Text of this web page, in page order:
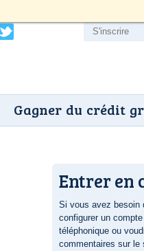
Gagner du crédit
S'inscrire
Entrer en
Si vous avez besoin
configurer un compte
téléphonique ou
commentaires sur le